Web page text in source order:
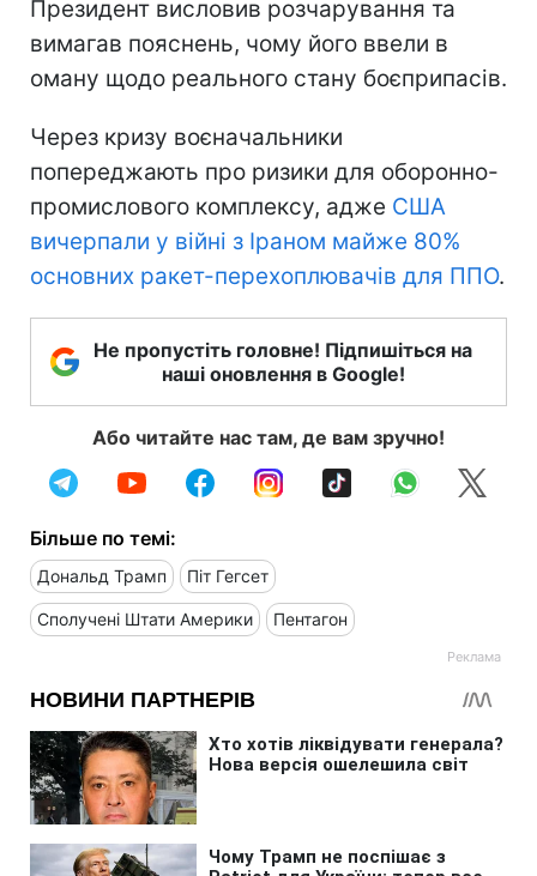
Президент висловив розчарування та
вимагав пояснень, чому його ввели в
оману щодо реального стану боєприпасів.
Через кризу воєначальники
попереджають про ризики для оборонно-
промислового комплексу, адже США
вичерпали у війні з Іраном майже 80%
основних ракет-перехоплювачів для ППО.
Не пропустіть головне! Підпишіться на
наші оновлення в Google!
Або читайте нас там, де вам зручно!
Більше по темі:
Дональд Трамп Піт Гегсет
Сполучені Штати Америки Пентагон